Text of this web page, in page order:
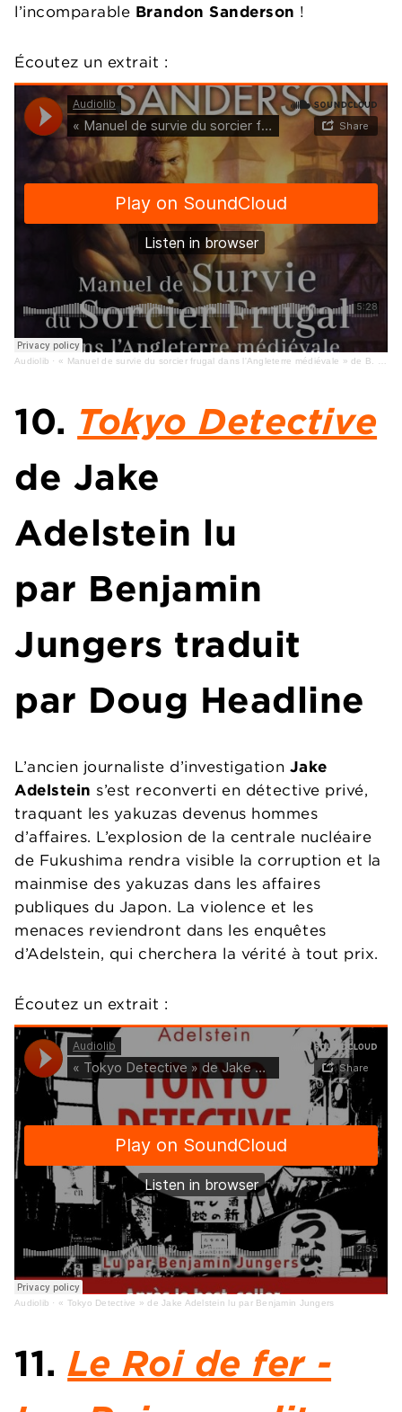
l’incomparable Brandon Sanderson !
Écoutez un extrait :
Audiolib · « Manuel de survie du sorcier frugal dans l'Angleterre médiévale » de B. Sanderson lu par D. Witecka
10. Tokyo Detective
de Jake
Adelstein lu
par Benjamin
Jungers traduit
par Doug Headline
L’ancien journaliste d’investigation Jake
Adelstein s’est reconverti en détective privé,
traquant les yakuzas devenus hommes
d’affaires. L’explosion de la centrale nucléaire
de Fukushima rendra visible la corruption et la
mainmise des yakuzas dans les affaires
publiques du Japon. La violence et les
menaces reviendront dans les enquêtes
d’Adelstein, qui cherchera la vérité à tout prix.
Écoutez un extrait :
Audiolib · « Tokyo Detective » de Jake Adelstein lu par Benjamin Jungers
11.Le Roi de fer -